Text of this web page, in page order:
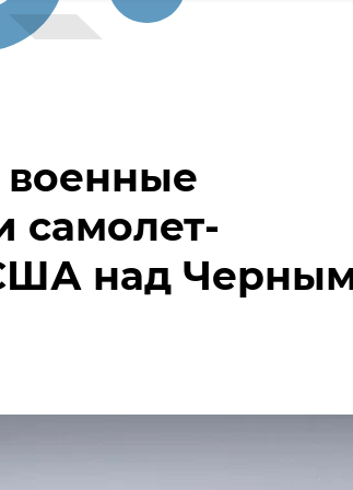
военные
самолет-
над